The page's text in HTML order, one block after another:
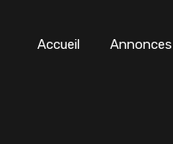
Accueil